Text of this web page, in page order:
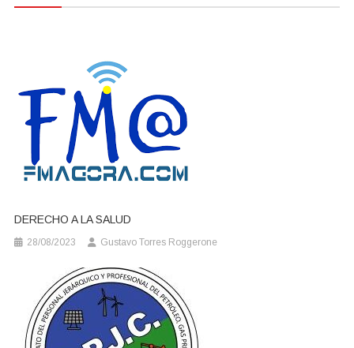
entradas
DERECHO A LA SALUD
28/08/2023 Gustavo Torres Roggerone